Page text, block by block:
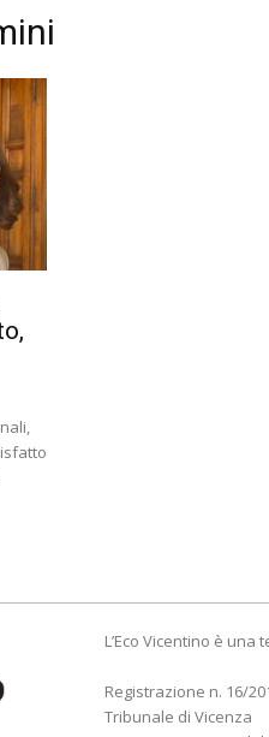
L’Eco Vicentino è
Registrazione n. 16/
Tribunale di Vicenza